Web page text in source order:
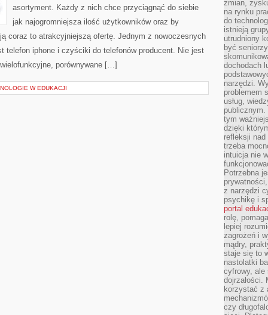
AUTOMATYZUJE
ORAZ
W
ZWIĄZKU
Z
TYM
W
SĄ
asortyment. Każdy z nich chce przyciągnąć do siebie
jak najogromniejsza ilość użytkowników oraz by
coraz to atrakcyjniejszą ofertę. Jednym z nowoczesnych
telefon iphone i czyściki do telefonów producent. Nie jest
porównywane […]
W EDUKACJI
zmian,
na rynku
do
istnieją
utrudniony
być
dochodach
narzędzi.
problemem
usług,
tym
dzięki
refleksji
trzeba
intuicja nie
Potrzebna
z narzędzi
psychikę i
portal
rolę,
lepiej
zagrożeń i
mądry,
staje się to
nastolatki
cyfrowy, ale
dojrzałości.
korzystać z
czy